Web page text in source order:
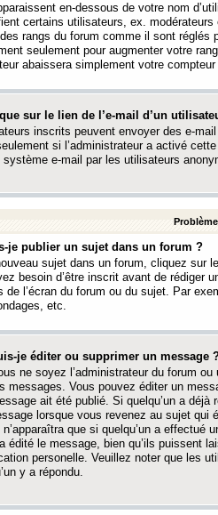
en-dessous de votre nom
certains utilisateurs, ex.
rangs du forum comme il sont réglés
seulement pour augmenter votre
abaissera simplement votre
sur le lien de l’e-mail d’un
inscrits peuvent envoyer des e-
si l’administrateur a activé
e-mail par les utilisateurs
je publier un sujet dans un forum ?
sujet dans un forum, cliquez sur
besoin d’être inscrit avant de rédiger
de l’écran du forum ou du sujet. Par
etc.
je éditer ou supprimer un message
ne soyez l’administrateur du forum
messages. Vous pouvez éditer un
ait été publié. Si quelqu’un a
lorsque vous revenez au sujet qui
n’apparaîtra que si quelqu’un a
édité le message, bien qu’ils puissent
personelle. Veuillez noter que les
y a répondu.